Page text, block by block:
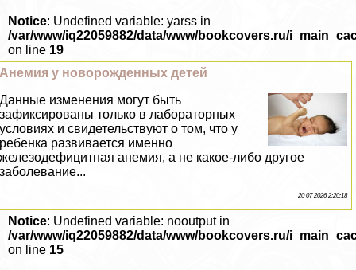
Notice: Undefined variable: yarss in
/var/www/iq22059882/data/www/bookcovers.ru/
on line 19
Анемия у новорожденных детей
Данные изменения могут быть
зафиксированы только в лабораторных
условиях и свидетельствуют о том, что у
ребенка развивается именно
железодефицитная анемия, а не какое-либо другое
заболевание...
20 07 2026 2:20:18
Notice: Undefined variable: nooutput in
/var/www/iq22059882/data/www/bookcovers.ru/
on line 15